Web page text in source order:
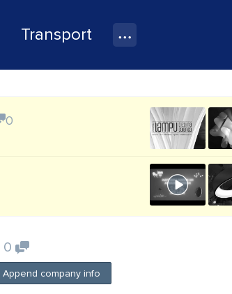
Transport
0
0
Append company info